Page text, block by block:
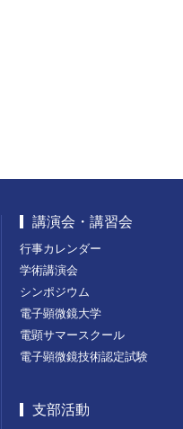
講演会・講習会
行事カレンダー
学術講演会
シンポジウム
電子顕微鏡大学
電顕サマースクール
電子顕微鏡技術認定試験
支部活動